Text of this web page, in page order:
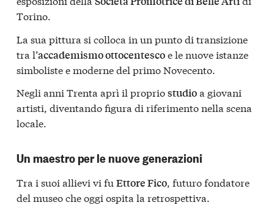
Torino.
La sua pittura si colloca in un punto di transizione
tra l’accademismo ottocentescoe le nuove istanze
simboliste e moderne del primo Novecento.
Negli anni Trenta aprì il propriostudioa giovani
artisti, diventando figura di riferimento nella scena
locale.
Un maestro per le nuove generazioni
Tra i suoi allievi vi fu Ettore Fico, futuro fondatore
del museo che oggi ospita la retrospettiva.